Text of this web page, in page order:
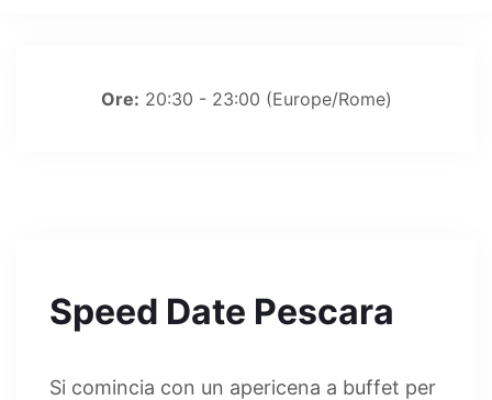
Speed Date Pescara
Si comincia con un apericena a buffet per
Ore: 20:30 - 23:00 (Europe/Rome)